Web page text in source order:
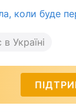
коли буде
Україні